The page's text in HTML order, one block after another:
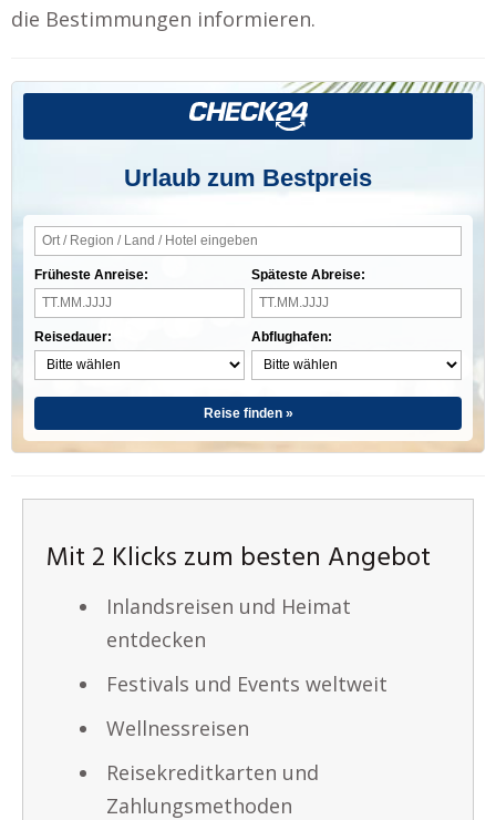
die Bestimmungen informieren.
Urlaub zum Bestpreis
Früheste Anreise:
Reisedauer:
Späteste Abreise:
Abflughafen:
Reise finden »
Mit 2 Klicks zum besten Angebot
Inlandsreisen und Heimat
entdecken
Festivals und Events weltweit
Wellnessreisen
Reisekreditkarten und
Zahlungsmethoden